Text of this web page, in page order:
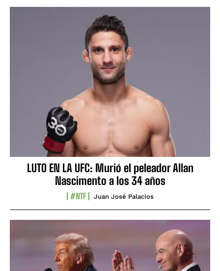
LUTO EN LA UFC: Murió el peleador Allan
Nascimento a los 34 años
#NTF Juan José Palacios